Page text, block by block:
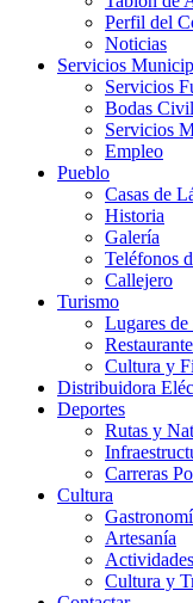
Perfil del
Noticias
Servicios
Servicios
Bodas
Servicios
Empleo
Pueblo
Casas de
Historia
Galería
Teléfonos
Callejero
Turismo
Lugares de
Cultura y
Distribuidora
Deportes
Rutas y
Carreras
Cultura
Artesanía
Cultura y